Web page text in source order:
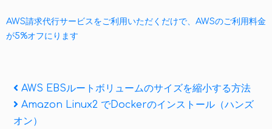
AWS請求代行サービスをご利用いただくだけで、AWSのご利用料金
が5%オフにります
投
稿
Previous
Post
AWS EBSルートボリュームのサイズを縮小する方法
Next
Post
Amazon Linux2 でDockerのインストール（ハンズ
オン）